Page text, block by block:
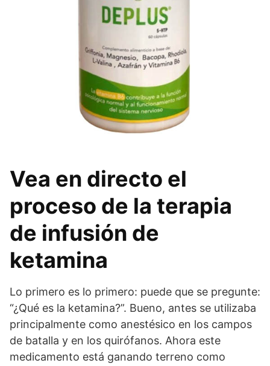
Vea en directo el
proceso de la terapia
de infusión de
ketamina
Lo primero es lo primero: puede que se pregunte:
“¿Qué es la ketamina?”. Bueno, antes se utilizaba
principalmente como anestésico en los campos
de batalla y en los quirófanos. Ahora este
medicamento está ganando terreno como